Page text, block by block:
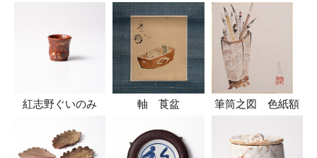
紅志野ぐいのみ 軸 莨盆 筆筒之図 色紙額